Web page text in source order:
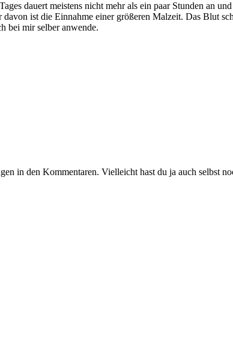
dauert meistens nicht mehr als ein paar Stunden an
ist die Einnahme einer größeren Malzeit. Das Blut
bei mir selber anwende.
in den Kommentaren. Vielleicht hast du ja auch selbst